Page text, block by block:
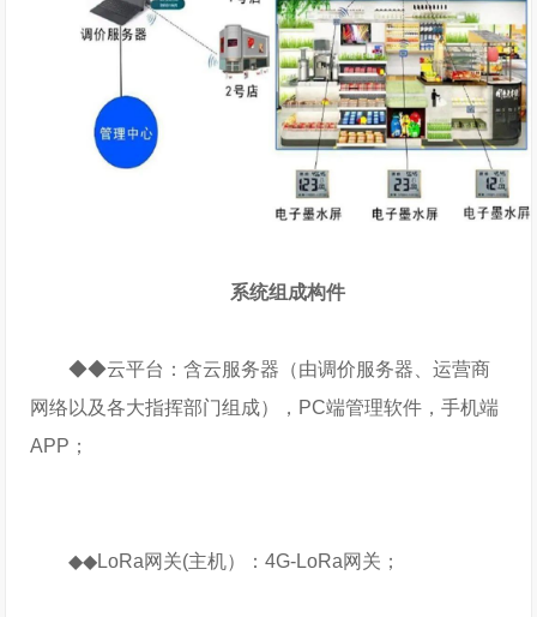
系统组成构件
◆◆云平台：含云服务器（由调价服务器、运营商
网络以及各大指挥部门组成），PC端管理软件，手机端
APP；
◆◆LoRa网关(主机）：4G-LoRa网关；